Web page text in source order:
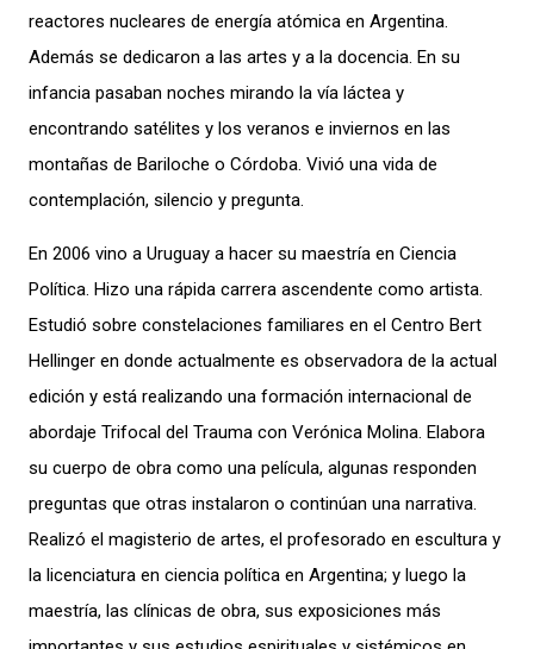
reactores nucleares de energía atómica en Argentina.
Además se dedicaron a las artes y a la docencia. En su
infancia pasaban noches mirando la vía láctea y
encontrando satélites y los veranos e inviernos en las
montañas de Bariloche o Córdoba. Vivió una vida de
contemplación, silencio y pregunta.
En 2006 vino a Uruguay a hacer su maestría en Ciencia
Política. Hizo una rápida carrera ascendente como artista.
Estudió sobre constelaciones familiares en el Centro Bert
Hellinger en donde actualmente es observadora de la actual
edición y está realizando una formación internacional de
abordaje Trifocal del Trauma con Verónica Molina. Elabora
su cuerpo de obra como una película, algunas responden
preguntas que otras instalaron o continúan una narrativa.
Realizó el magisterio de artes, el profesorado en escultura y
la licenciatura en ciencia política en Argentina; y luego la
maestría, las clínicas de obra, sus exposiciones más